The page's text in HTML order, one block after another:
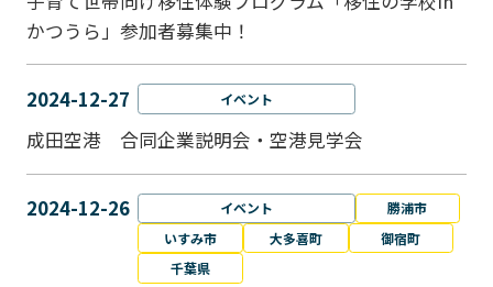
かつうら」参加者募集中！
2024-12-27 イベント
成田空港 合同企業説明会・空港見学会
2024-12-26 イベント
勝浦市
いすみ市
大多喜町
御宿町
千葉県